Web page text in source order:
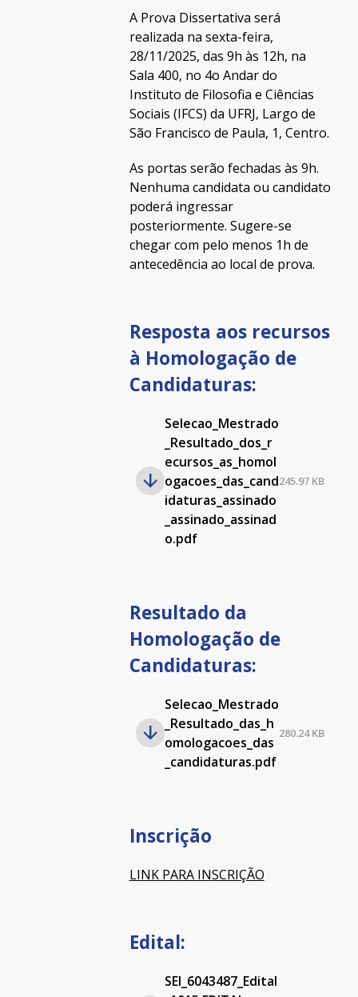
A Prova Dissertativa será
realizada na sexta-feira,
28/11/2025, das 9h às 12h, na
Sala 400, no 4o Andar do
Instituto de Filosofia e Ciências
Sociais (IFCS) da UFRJ, Largo de
São Francisco de Paula, 1, Centro.
As portas serão fechadas às 9h.
Nenhuma candidata ou candidato
poderá ingressar
posteriormente. Sugere-se
chegar com pelo menos 1h de
antecedência ao local de prova.
Resposta aos recursos
à Homologação de
Candidaturas:
Selecao_Mestrado
_Resultado_dos_r
ecursos_as_homol
ogacoes_das_cand
idaturas_assinado
_assinado_assinad
o.pdf
245.97 KB
Resultado da
Homologação de
Candidaturas:
Selecao_Mestrado
_Resultado_das_h
omologacoes_das
_candidaturas.pdf
280.24 KB
Inscrição
LINK PARA INSCRIÇÃO
Edital:
SEI_6043487_Edital